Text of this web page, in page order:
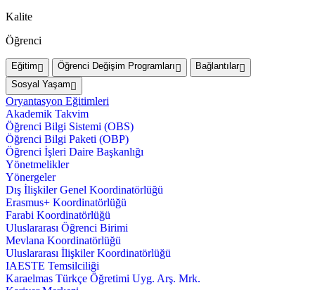
Kalite
Öğrenci
Eğitim Öğrenci Değişim Programları
Bağlantılar
Sosyal Yaşam
Oryantasyon Eğitimleri
Akademik Takvim
Öğrenci Bilgi Sistemi (OBS)
Öğrenci Bilgi Paketi (OBP)
Öğrenci İşleri Daire Başkanlığı
Yönetmelikler
Yönergeler
Dış İlişkiler Genel Koordinatörlüğü
Erasmus+ Koordinatörlüğü
Farabi Koordinatörlüğü
Uluslararası Öğrenci Birimi
Mevlana Koordinatörlüğü
Uluslararası İlişkiler Koordinatörlüğü
IAESTE Temsilciliği
Karaelmas Türkçe Öğretimi Uyg. Arş. Mrk.